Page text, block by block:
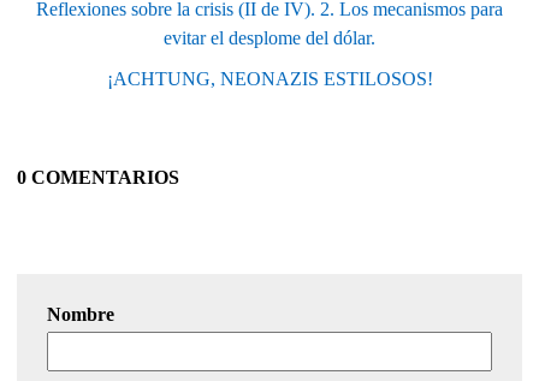
Reflexiones sobre la crisis (II de IV). 2. Los mecanismos para
evitar el desplome del dólar.
¡ACHTUNG, NEONAZIS ESTILOSOS!
0 COMENTARIOS
Nombre